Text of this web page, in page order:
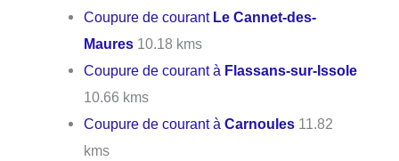
Coupure de courant Le Cannet-des-
Maures 10.18 kms
Coupure de courant à Flassans-sur-Issole
10.66 kms
Coupure de courant àCarnoules 11.82
kms